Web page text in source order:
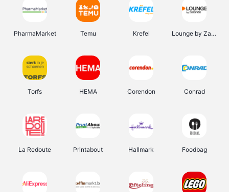
PharmaMarket Temu Krefel Lounge by Zalando
Torfs HEMA Corendon Conrad
La Redoute Printabout Hallmark Foodbag